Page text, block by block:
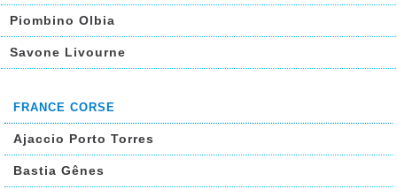
Piombino Olbia
Savone Livourne
FRANCE CORSE
Ajaccio Porto Torres
Bastia Gênes